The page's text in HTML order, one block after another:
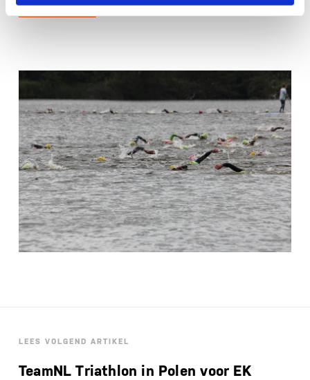
LEES VOLGEND ARTIKEL
TeamNL Triathlon in Polen voor EK